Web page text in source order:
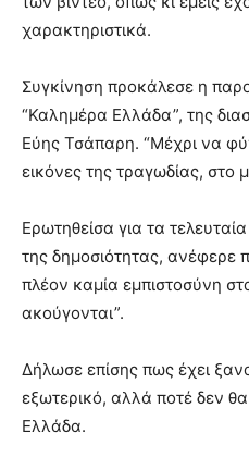
χαρακτηριστικά.
Συγκίνηση προκάλεσε η
“Καλημέρα Ελλάδα”, της
Εύης Τσάπαρη. “Μέχρι να
εικόνες της τραγωδίας, στο
Ερωτηθείσα για τα
της δημοσιότητας, ανέφερε
πλέον καμία εμπιστοσύνη
ακούγονται”.
Δήλωσε επίσης πως έχει
εξωτερικό, αλλά ποτέ δεν
Ελλάδα.